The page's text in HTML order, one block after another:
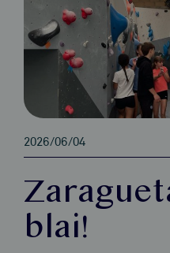
2026/06/04
blai!